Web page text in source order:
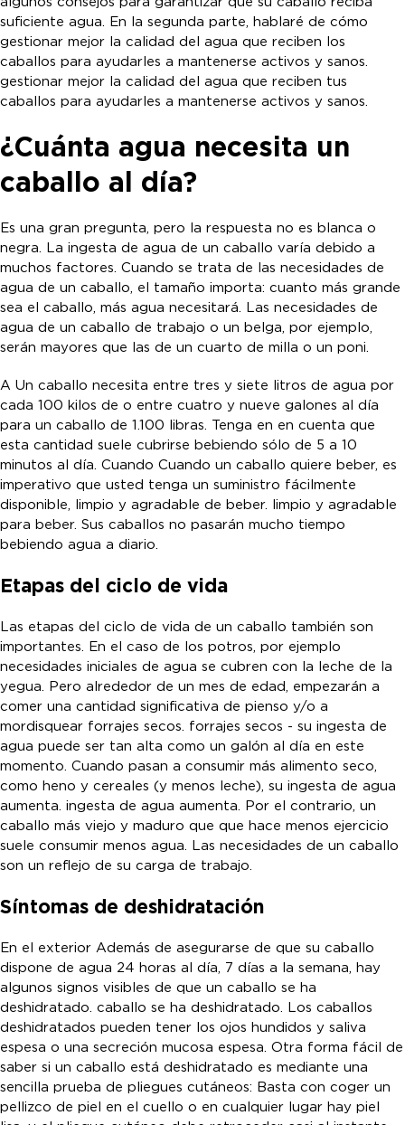
suficiente agua. En la segunda parte, hablaré de cómo
gestionar mejor la calidad del agua que reciben los
caballos para ayudarles a mantenerse activos y sanos.
gestionar mejor la calidad del agua que reciben tus
caballos para ayudarles a mantenerse activos y sanos.
¿Cuánta agua necesita un
caballo al día?
Es una gran pregunta, pero la respuesta no es blanca o
negra. La ingesta de agua de un caballo varía debido a
muchos factores. Cuando se trata de las necesidades de
agua de un caballo, el tamaño importa: cuanto más grande
sea el caballo, más agua necesitará. Las necesidades de
agua de un caballo de trabajo o un belga, por ejemplo,
serán mayores que las de un cuarto de milla o un poni.
A Un caballo necesita entre tres y siete litros de agua por
cada 100 kilos de o entre cuatro y nueve galones al día
para un caballo de 1.100 libras. Tenga en en cuenta que
esta cantidad suele cubrirse bebiendo sólo de 5 a 10
minutos al día. Cuando Cuando un caballo quiere beber, es
imperativo que usted tenga un suministro fácilmente
disponible, limpio y agradable de beber. limpio y agradable
para beber. Sus caballos no pasarán mucho tiempo
bebiendo agua a diario.
Etapas del ciclo de vida
Las etapas del ciclo de vida de un caballo también son
importantes. En el caso de los potros, por ejemplo
necesidades iniciales de agua se cubren con la leche de la
yegua. Pero alrededor de un mes de edad, empezarán a
comer una cantidad significativa de pienso y/o a
mordisquear forrajes secos. forrajes secos - su ingesta de
agua puede ser tan alta como un galón al día en este
momento. Cuando pasan a consumir más alimento seco,
como heno y cereales (y menos leche), su ingesta de agua
aumenta. ingesta de agua aumenta. Por el contrario, un
caballo más viejo y maduro que que hace menos ejercicio
suele consumir menos agua. Las necesidades de un caballo
son un reflejo de su carga de trabajo.
Síntomas de deshidratación
En el exterior Además de asegurarse de que su caballo
dispone de agua 24 horas al día, 7 días a la semana, hay
algunos signos visibles de que un caballo se ha
deshidratado. caballo se ha deshidratado. Los caballos
deshidratados pueden tener los ojos hundidos y saliva
espesa o una secreción mucosa espesa. Otra forma fácil de
saber si un caballo está deshidratado es mediante una
sencilla prueba de pliegues cutáneos: Basta con coger un
pellizco de piel en el cuello o en cualquier lugar hay piel